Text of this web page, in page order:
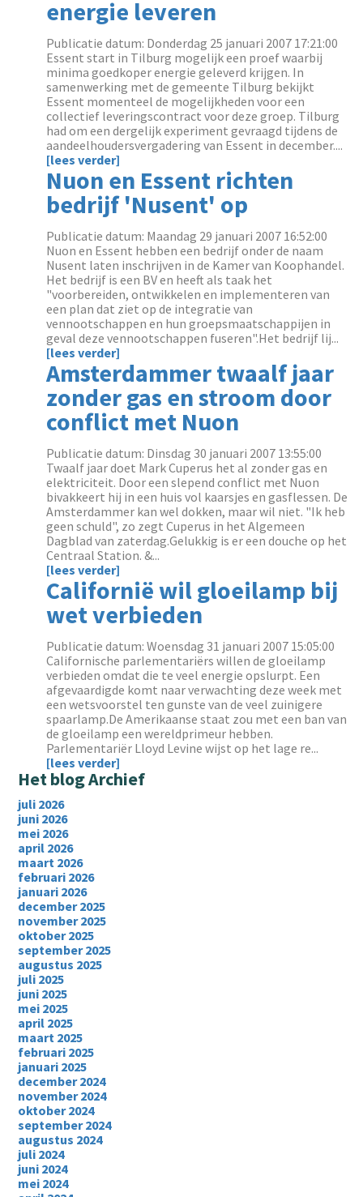
energie leveren
Publicatie datum: Donderdag 25 januari 2007 17:21:00
Essent start in Tilburg mogelijk een proef waarbij
minima goedkoper energie geleverd krijgen. In
samenwerking met de gemeente Tilburg bekijkt
Essent momenteel de mogelijkheden voor een
collectief leveringscontract voor deze groep. Tilburg
had om een dergelijk experiment gevraagd tijdens de
aandeelhoudersvergadering van Essent in december....
[lees verder]
Nuon en Essent richten
bedrijf 'Nusent' op
Publicatie datum: Maandag 29 januari 2007 16:52:00
Nuon en Essent hebben een bedrijf onder de naam
Nusent laten inschrijven in de Kamer van Koophandel.
Het bedrijf is een BV en heeft als taak het
"voorbereiden, ontwikkelen en implementeren van
een plan dat ziet op de integratie van
vennootschappen en hun groepsmaatschappijen in
geval deze vennootschappen fuseren".Het bedrijf lij...
[lees verder]
Amsterdammer twaalf jaar
zonder gas en stroom door
conflict met Nuon
Publicatie datum: Dinsdag 30 januari 2007 13:55:00
Twaalf jaar doet Mark Cuperus het al zonder gas en
elektriciteit. Door een slepend conflict met Nuon
bivakkeert hij in een huis vol kaarsjes en gasflessen. De
Amsterdammer kan wel dokken, maar wil niet. "Ik heb
geen schuld", zo zegt Cuperus in het Algemeen
Dagblad van zaterdag.Gelukkig is er een douche op het
Centraal Station. &...
[lees verder]
Californië wil gloeilamp bij
wet verbieden
Publicatie datum: Woensdag 31 januari 2007 15:05:00
Californische parlementariërs willen de gloeilamp
verbieden omdat die te veel energie opslurpt. Een
afgevaardigde komt naar verwachting deze week met
een wetsvoorstel ten gunste van de veel zuinigere
spaarlamp.De Amerikaanse staat zou met een ban van
de gloeilamp een wereldprimeur hebben.
Parlementariër Lloyd Levine wijst op het lage re...
[lees verder]
Het blog Archief
juli 2026
juni 2026
mei 2026
april 2026
maart 2026
februari 2026
januari 2026
december 2025
november 2025
oktober 2025
september 2025
augustus 2025
juli 2025
juni 2025
mei 2025
april 2025
maart 2025
februari 2025
januari 2025
december 2024
november 2024
oktober 2024
september 2024
augustus 2024
juli 2024
juni 2024
mei 2024